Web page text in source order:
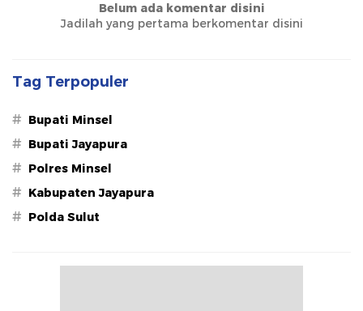
Belum ada komentar disini
Jadilah yang pertama berkomentar disini
Tag Terpopuler
# Bupati Minsel
# Bupati Jayapura
# Polres Minsel
# Kabupaten Jayapura
# Polda Sulut